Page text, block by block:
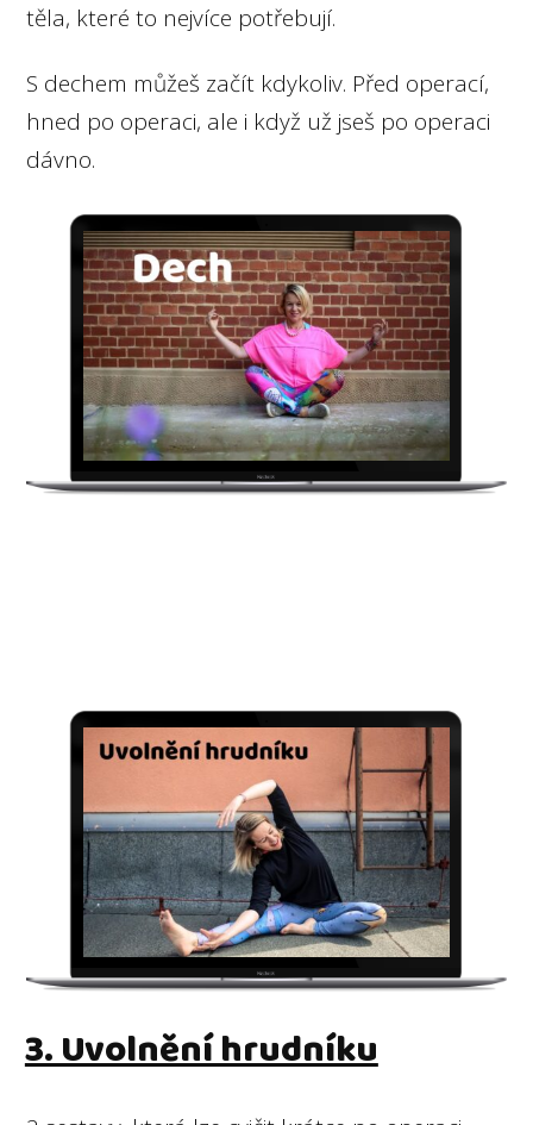
těla, které to nejvíce potřebují.
S dechem můžeš začít kdykoliv. Před operací,
hned po operaci, ale i když už jseš po operaci
dávno.
3. Uvolnění hrudníku